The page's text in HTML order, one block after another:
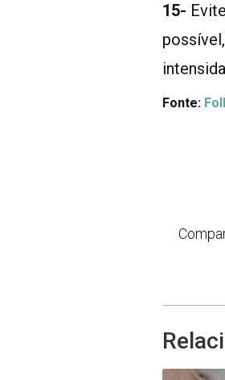
15-
Fonte: